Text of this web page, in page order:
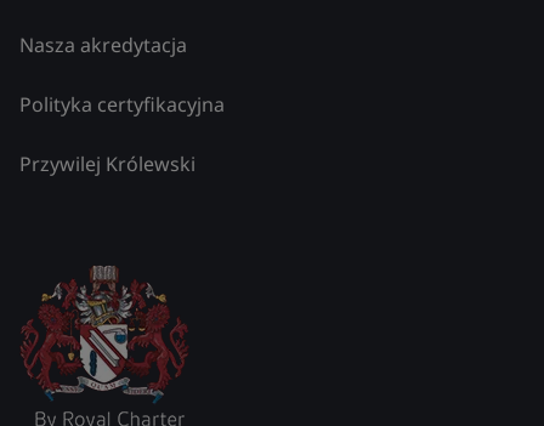
Nasza akredytacja
Polityka certyfikacyjna
Przywilej Królewski